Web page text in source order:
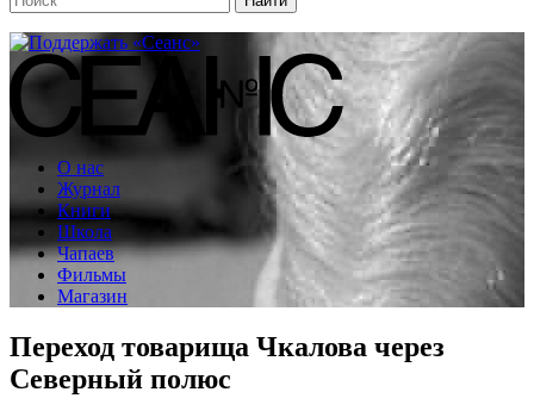
О нас
Журнал
Книги
Школа
Чапаев
Фильмы
Магазин
Переход товарища Чкалова через
Северный полюс